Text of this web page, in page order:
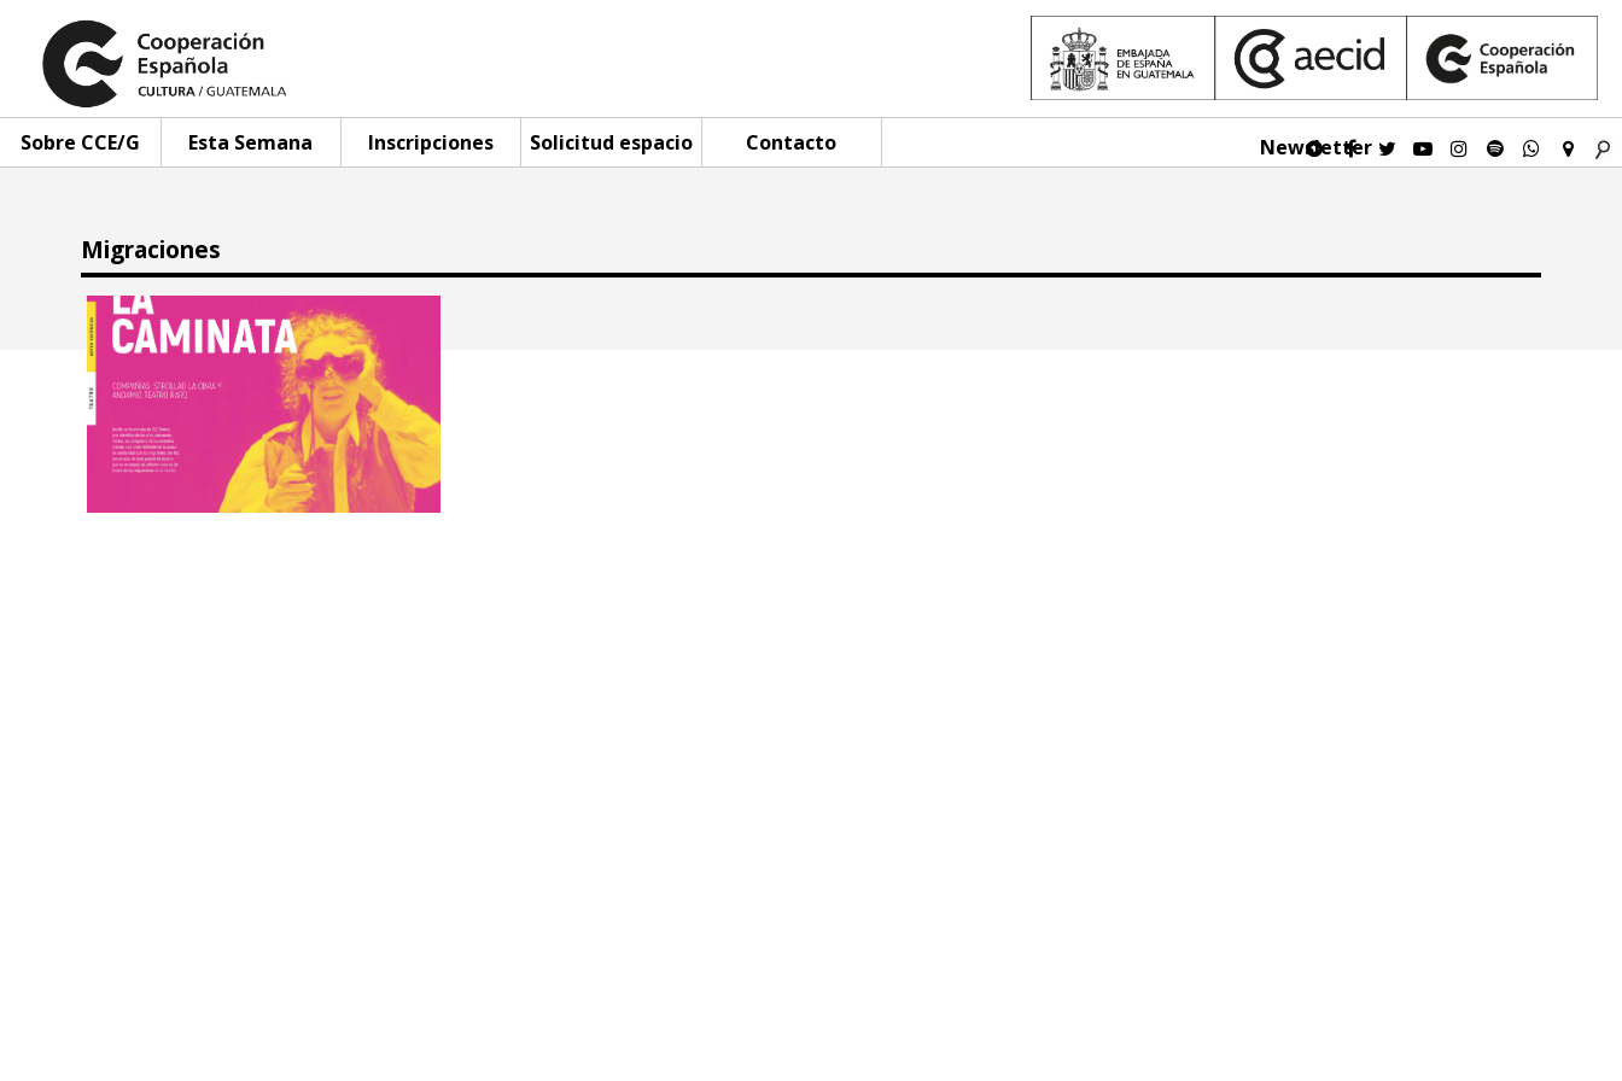
Sobre CCE/G Esta Semana Inscripciones Solicitud espacio Contacto Newsletter
Migraciones